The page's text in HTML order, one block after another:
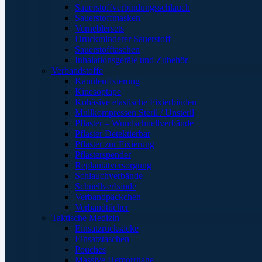
Sauerstoffverbindungsschlauch
Sauerstoffmasken
Verneblersets
Druckminderer Sauerstoff
Sauerstofftaschen
Inhalationsgeräte und Zubehör
Verbandstoffe
Kanülenfixierung
Kinesoptape
Kohäsive elastische Fixierbinden
Mullkompressen Steril / Unsteril
Pflaster – Wundschnellverbände
Pflaster Detektierbar
Pflaster zur Fixierung
Pflasterspender
Replantatversorgung
Schlauchverbände
Schnellverbände
Verbandpäckchen
Verbandtücher
Taktische Medizin
Einsatzrucksäcke
Einsatztaschen
Pouches
Massive Hemorrhage